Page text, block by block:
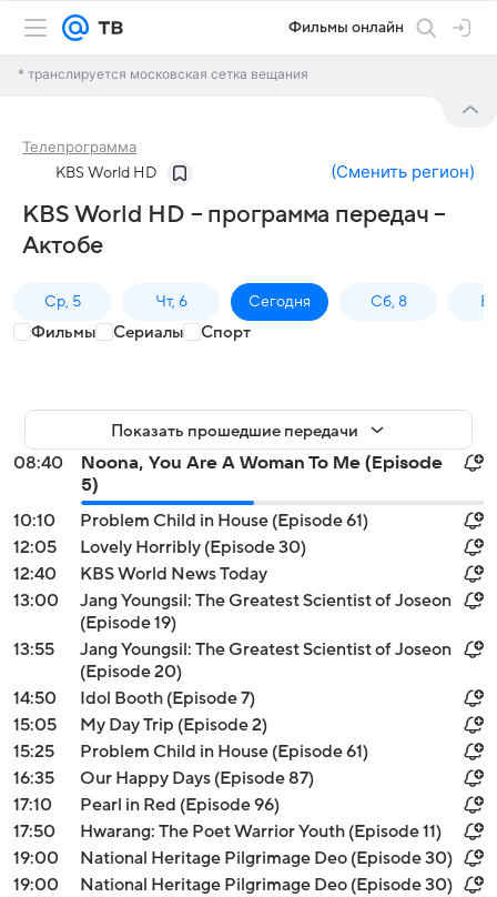
Фильмы онлайн
* транслируется московская сетка вещания
Телепрограмма
KBS World HD (Сменить регион)
KBS World HD – программа передач –
Актобе
Ср, 5 Чт, 6 Сегодня Сб, 8
Фильмы Сериалы Спорт
Показать прошедшие передачи
08:40
Noona, You Are A Woman To Me (Episode
5)
10:10
Problem Child in House (Episode 61)
12:05
Lovely Horribly (Episode 30)
12:40
KBS World News Today
13:00
Jang Youngsil: The Greatest Scientist of Joseon
(Episode 19)
13:55
Jang Youngsil: The Greatest Scientist of Joseon
(Episode 20)
14:50
Idol Booth (Episode 7)
15:05
My Day Trip (Episode 2)
15:25
Problem Child in House (Episode 61)
16:35
Our Happy Days (Episode 87)
17:10
Pearl in Red (Episode 96)
17:50
Hwarang: The Poet Warrior Youth (Episode 11)
19:00
National Heritage Pilgrimage Deo (Episode 30)
19:00
National Heritage Pilgrimage Deo (Episode 30)